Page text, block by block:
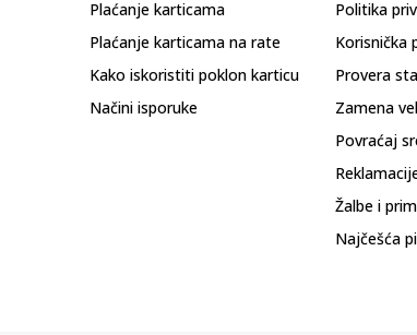
Plaćanje karticama
Plaćanje karticama na rate
Kako iskoristiti poklon karticu
Načini isporuke
Politika
Korisnička
Provera
Zamena
Povraćaj
Žalbe i
Najčešća